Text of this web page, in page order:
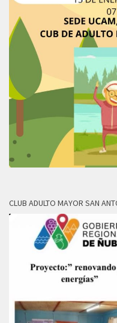
CLUB ADULTO MAYOR SAN